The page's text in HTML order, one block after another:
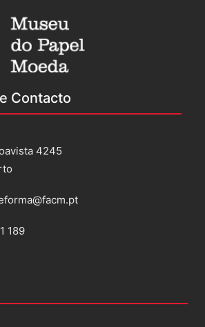
Contacto
4245
189